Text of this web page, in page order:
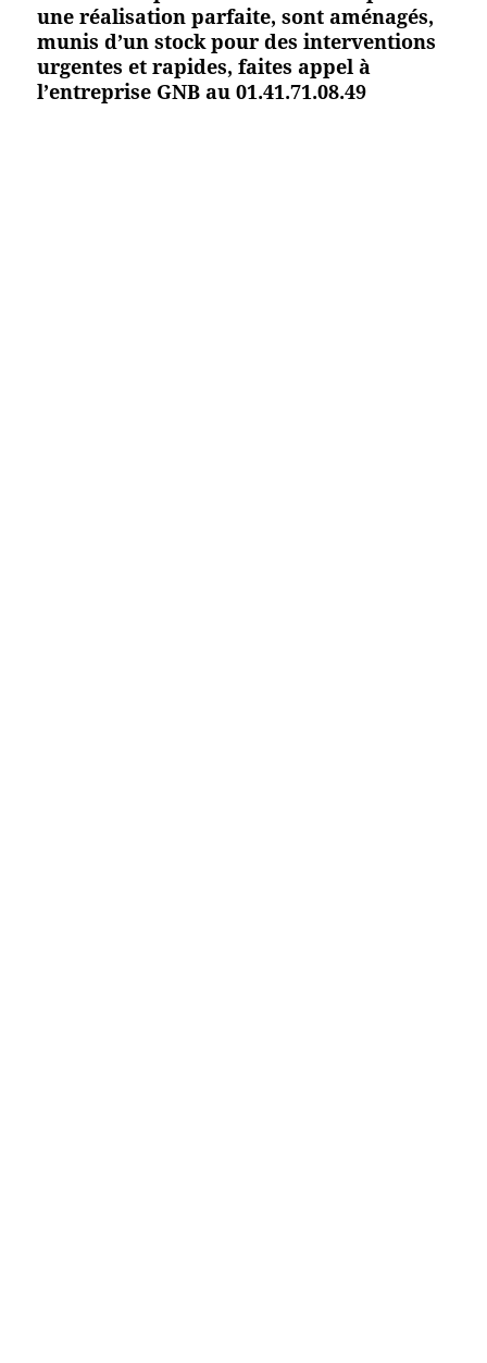
une réalisation parfaite, sont aménagés,
munis d’un stock pour des interventions
urgentes et rapides, faites appel à
l’entreprise GNB au 01.41.71.08.49